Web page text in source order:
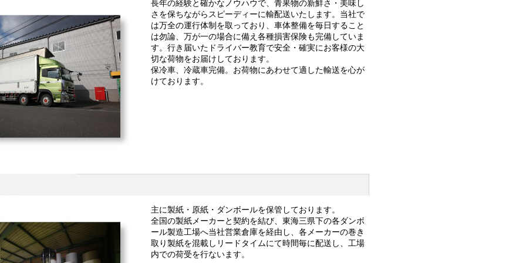
長年の経験と確かなノウハウで、青果物の新鮮さ・美味し
さを保ちながらスピーディーに輸配送いたします。当社で
は万全の運行体制を取っており、車体整備を毎日すること
は勿論、万が一の場合に備え各種損害保険も完備していま
す。行き届いたドライバー教育で安全・確実にお客様の大
切な荷物をお届けしております。
保冷車、冷蔵車完備。お荷物にあわせて適した輸送を心が
けております。
主に製紙・原紙・ダンボールを保管しております。
全国の製紙メーカーと契約を結び、東海三県下の各ダンボ
ール製造工場へ当社営業倉庫を経由し、各メーカーの巻き
取り製紙を混載しリードタイムにて時間毎に配送し、工場
内での荷受を行ないます。